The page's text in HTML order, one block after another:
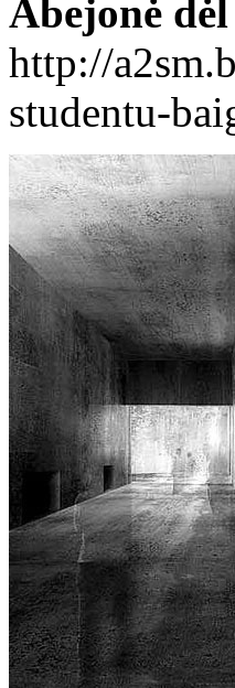
Abejonė
http://
studentu-